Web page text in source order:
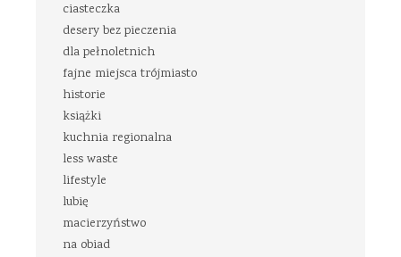
ciasteczka
desery bez pieczenia
dla pełnoletnich
fajne miejsca trójmiasto
historie
książki
kuchnia regionalna
less waste
lifestyle
lubię
macierzyństwo
na obiad